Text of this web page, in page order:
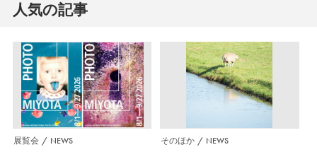
人気の記事
展覧会 NEWS そのほか NEWS